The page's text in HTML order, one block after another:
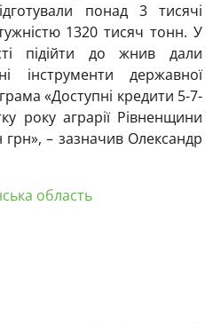
понад 3 тисячі
1320 тисяч тонн. У
підійти до жнив дали
інструменти державної
«Доступні кредити 5-7-
року аграрії Рівненщини
– зазначив Олександр
область